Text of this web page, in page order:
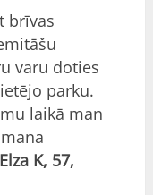
brīvas
varu doties
parku.
laikā man
Elza K, 57,